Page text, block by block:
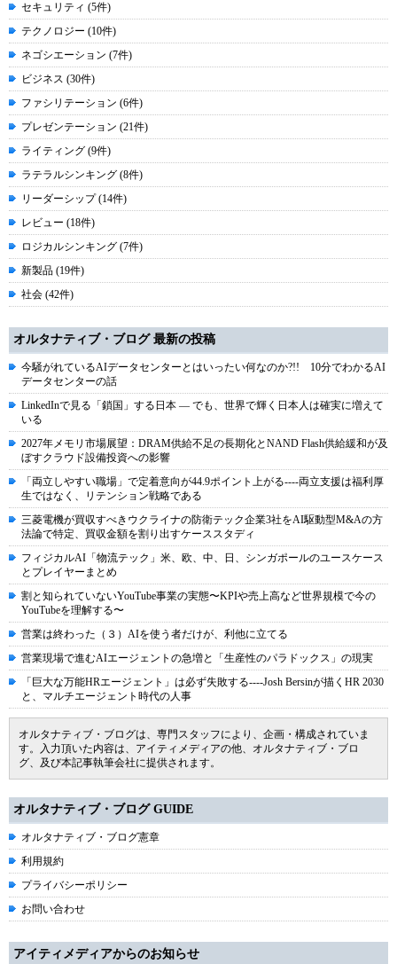
セキュリティ (5件)
テクノロジー (10件)
ネゴシエーション (7件)
ビジネス (30件)
ファシリテーション (6件)
プレゼンテーション (21件)
ライティング (9件)
ラテラルシンキング (8件)
リーダーシップ (14件)
レビュー (18件)
ロジカルシンキング (7件)
新製品 (19件)
社会 (42件)
オルタナティブ・ブログ 最新の投稿
今騒がれているAIデータセンターとはいったい何なのか?!! 10分でわかるAI
データセンターの話
LinkedInで見る「鎖国」する日本 ― でも、世界で輝く日本人は確実に増えて
いる
2027年メモリ市場展望：DRAM供給不足の長期化とNAND Flash供給緩和が及
ぼすクラウド設備投資への影響
「両立しやすい職場」で定着意向が44.9ポイント上がる----両立支援は福利厚
生ではなく、リテンション戦略である
三菱電機が買収すべきウクライナの防衛テック企業3社をAI駆動型M&Aの方
法論で特定、買収金額を割り出すケーススタディ
フィジカルAI「物流テック」米、欧、中、日、シンガポールのユースケース
とプレイヤーまとめ
割と知られていないYouTube事業の実態〜KPIや売上高など世界規模で今の
YouTubeを理解する〜
営業は終わった（３）AIを使う者だけが、利他に立てる
営業現場で進むAIエージェントの急増と「生産性のパラドックス」の現実
「巨大な万能HRエージェント」は必ず失敗する----Josh Bersinが描くHR 2030
と、マルチエージェント時代の人事
オルタナティブ・ブログは、専門スタッフにより、企画・構成されていま
す。入力頂いた内容は、アイティメディアの他、オルタナティブ・ブロ
グ、及び本記事執筆会社に提供されます。
オルタナティブ・ブログ GUIDE
オルタナティブ・ブログ憲章
利用規約
プライバシーポリシー
お問い合わせ
アイティメディアからのお知らせ